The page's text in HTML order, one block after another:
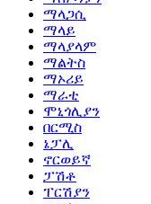
ማላጋሲ
ማላይ
ማላያላም
ማልትስ
ማኦሪይ
ማራቲ
ሞኒጎሊያን
በርሚስ
ኔፓሊ
ኖርወይኛ
ፓሽቶ
ፐርሽያን